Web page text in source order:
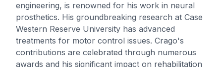
engineering, is renowned for his work in neural
prosthetics. His groundbreaking research at Case
Western Reserve University has advanced
treatments for motor control issues. Crago's
contributions are celebrated through numerous
awards and his significant impact on rehabilitation